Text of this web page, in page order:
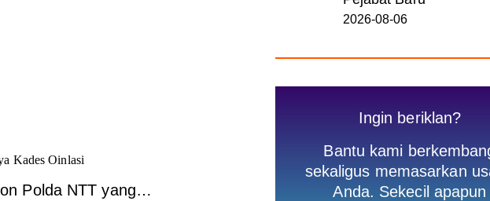
Kades Oinlasi
Polda NTT yang…
2026-08-06
Ingin beriklan?
Bantu kami
sekaligus memasarkan
Anda. Sekecil apapun